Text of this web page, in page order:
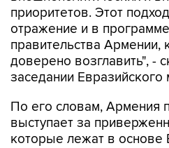
приоритетов. Этот
отражение и в
правительства Армении,
доверено возглавить", -
заседании
По его словам, Армения
выступает за
которые лежат в